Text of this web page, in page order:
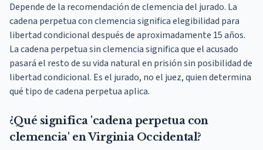
Depende de la recomendación de clemencia del jurado. La
cadena perpetua con clemencia significa elegibilidad para
libertad condicional después de aproximadamente 15 años.
La cadena perpetua sin clemencia significa que el acusado
pasará el resto de su vida natural en prisión sin posibilidad de
libertad condicional. Es el jurado, no el juez, quien determina
qué tipo de cadena perpetua aplica.
¿Qué significa 'cadena perpetua con
clemencia' en Virginia Occidental?